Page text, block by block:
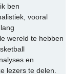
ben
vooral
wereld te hebben
en
lezers te delen.